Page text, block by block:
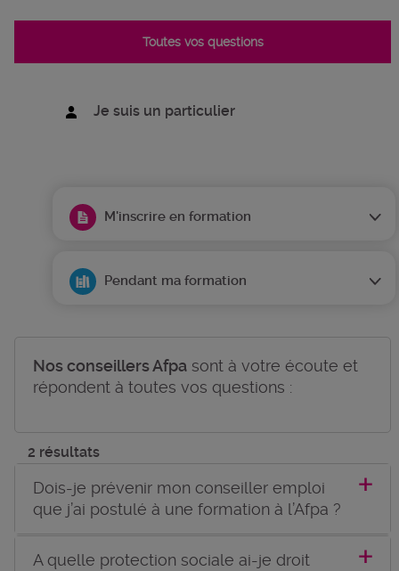
Toutes vos questions
Je suis un particulier
M'inscrire en formation
Pendant ma formation
Nos conseillers Afpasont à votre écoute et
répondent à toutes vos questions :
2 résultats
Dois-je prévenir mon conseiller emploi
que j’ai postulé à une formation à l’Afpa ?
A quelle protection sociale ai-je droit